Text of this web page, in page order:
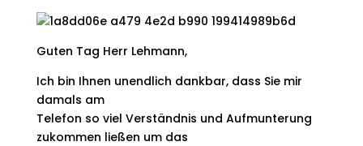
Guten Tag Herr Lehmann,
Ich bin Ihnen unendlich dankbar, dass Sie mir
damals am
Telefon so viel Verständnis und Aufmunterung
zukommen ließen um das